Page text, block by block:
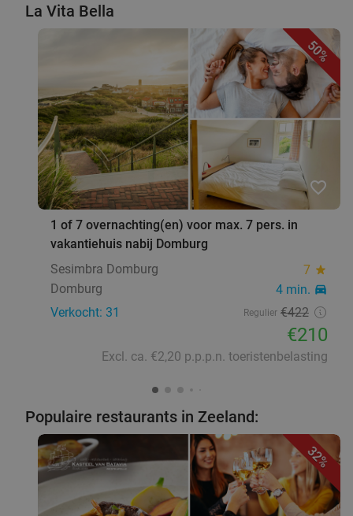
La Vita Bella
50%
favorite_border
1 of 7 overnachting(en) voor max. 7 pers. in
vakantiehuis nabij Domburg
Sesimbra Domburg
7 star
Domburg 4 min. directions_car
Verkocht: 31 Regulier €422
€210
Excl. ca. €2,20 p.p.p.n. toeristenbelasting
Populaire restaurants in Zeeland:
32%